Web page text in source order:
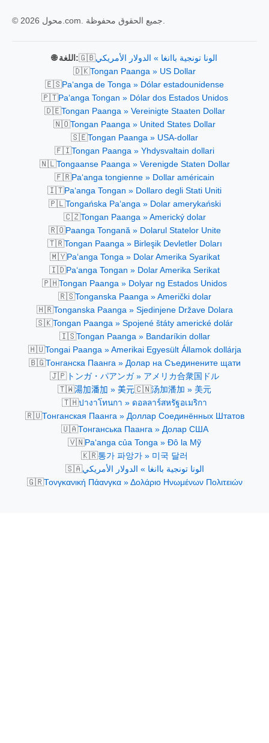
🌐 اللغة:🇬🇧الونا تونجية باانغا » الدولار الأمريكي
🇩🇰Tongan Paanga » US Dollar
🇪🇸Paʻanga de Tonga » Dólar estadounidense
🇵🇹Paʻanga Tongan » Dólar dos Estados Unidos
🇩🇪Tongan Paanga » Vereinigte Staaten Dollar
🇳🇴Tongan Paanga » United States Dollar
🇸🇪Tongan Paanga » USA-dollar
🇫🇮Tongan Paanga » Yhdysvaltain dollari
🇳🇱Tongaanse Paanga » Verenigde Staten Dollar
🇫🇷Paʻanga tongienne » Dollar américain
🇮🇹Paʻanga Tongan » Dollaro degli Stati Uniti
🇵🇱Tongańska Paʻanga » Dolar amerykański
🇨🇿Tongan Paanga » Americký dolar
🇷🇴Paanga Tongană » Dolarul Statelor Unite
🇹🇷Tongan Paanga » Birleşik Devletler Doları
🇲🇾Paʻanga Tonga » Dolar Amerika Syarikat
🇮🇩Paʻanga Tongan » Dolar Amerika Serikat
🇵🇭Tongan Paanga » Dolyar ng Estados Unidos
🇷🇸Tonganska Paanga » Američki dolar
🇭🇷Tonganska Paanga » Sjedinjene Države Dolara
🇸🇰Tongan Paanga » Spojené štáty americké dolár
🇮🇸Tongan Paanga » Bandaríkin dollar
🇭🇺Tongai Paanga » Amerikai Egyesült Államok dollárja
🇧🇬Тонганска Паанга » Долар на Съединените щати
🇯🇵トンガ・パアンガ » アメリカ合衆国ドル
🇹🇼湯加潘加 » 美元🇨🇳汤加潘加 » 美元
🇹🇭ปางาโทนกา » ดอลลาร์สหรัฐอเมริกา
🇷🇺Тонганская Паанга » Доллар Соединённых Штатов
🇺🇦Тонганська Паанга » Долар США
🇻🇳Paʻanga của Tonga » Đô la Mỹ
🇰🇷통가 파앙가 » 미국 달러
🇸🇦الونا تونجية باانغا » الدولار الأمريكي
🇬🇷Τονγκανική Πάανγκα » Δολάριο Ηνωμένων Πολιτειών